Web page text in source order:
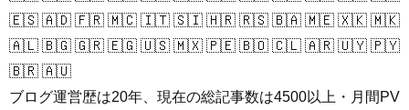
🇪🇸 🇦🇩 🇫🇷 🇲🇨 🇮🇹 🇸🇮 🇭🇷 🇷🇸 🇧🇦 🇲🇪 🇽🇰 🇲🇰
🇦🇱 🇧🇬 🇬🇷 🇪🇬 🇺🇸 🇲🇽 🇵🇪 🇧🇴 🇨🇱 🇦🇷 🇺🇾 🇵🇾
🇧🇷 🇦🇺
ブログ運営歴は20年、現在の総記事数は4500以上・月間PV